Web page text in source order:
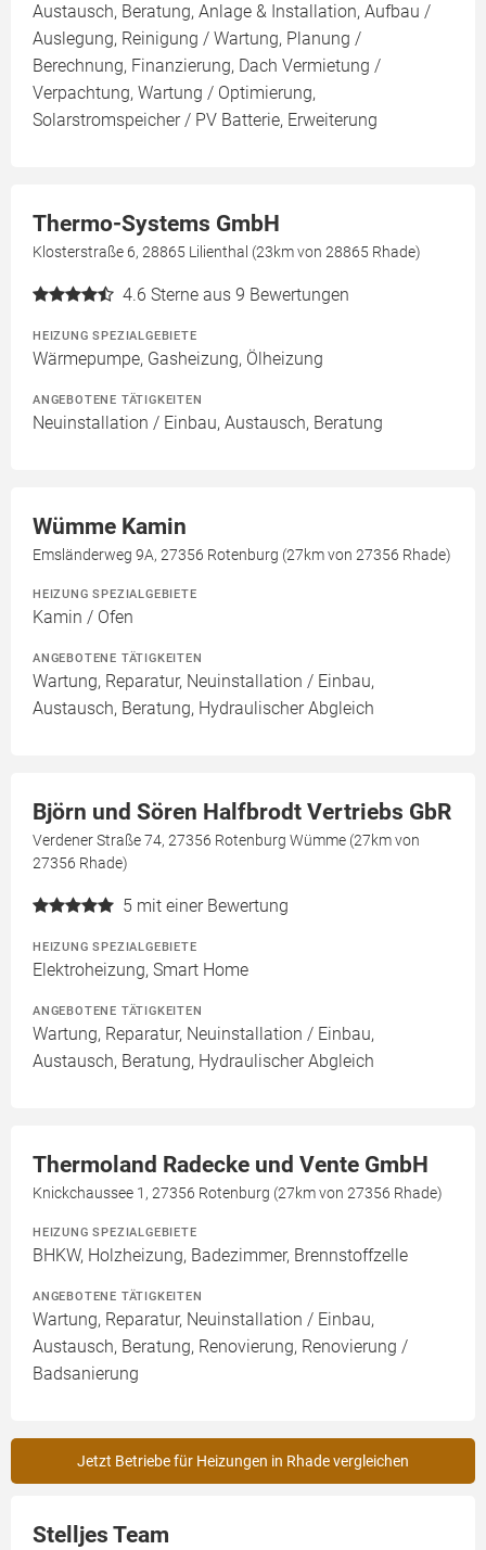
Austausch, Beratung, Anlage & Installation, Aufbau /
Auslegung, Reinigung / Wartung, Planung /
Berechnung, Finanzierung, Dach Vermietung /
Verpachtung, Wartung / Optimierung,
Solarstromspeicher / PV Batterie, Erweiterung
Thermo-Systems GmbH
Klosterstraße 6, 28865 Lilienthal (23km von 28865 Rhade)
4.6 Sterne aus 9 Bewertungen
HEIZUNG SPEZIALGEBIETE
Wärmepumpe, Gasheizung, Ölheizung
ANGEBOTENE TÄTIGKEITEN
Neuinstallation / Einbau, Austausch, Beratung
Wümme Kamin
Emsländerweg 9A, 27356 Rotenburg (27km von 27356 Rhade)
HEIZUNG SPEZIALGEBIETE
Kamin / Ofen
ANGEBOTENE TÄTIGKEITEN
Wartung, Reparatur, Neuinstallation / Einbau,
Austausch, Beratung, Hydraulischer Abgleich
Björn und Sören Halfbrodt Vertriebs GbR
Verdener Straße 74, 27356 Rotenburg Wümme (27km von
27356 Rhade)
5 mit einer Bewertung
HEIZUNG SPEZIALGEBIETE
Elektroheizung, Smart Home
ANGEBOTENE TÄTIGKEITEN
Wartung, Reparatur, Neuinstallation / Einbau,
Austausch, Beratung, Hydraulischer Abgleich
Thermoland Radecke und Vente GmbH
Knickchaussee 1, 27356 Rotenburg (27km von 27356 Rhade)
HEIZUNG SPEZIALGEBIETE
BHKW, Holzheizung, Badezimmer, Brennstoffzelle
ANGEBOTENE TÄTIGKEITEN
Wartung, Reparatur, Neuinstallation / Einbau,
Austausch, Beratung, Renovierung, Renovierung /
Badsanierung
Jetzt Betriebe für Heizungen in Rhade vergleichen
Stelljes Team